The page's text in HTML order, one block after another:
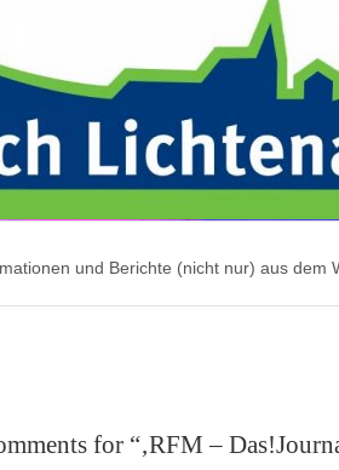
und Berichte (nicht nur) aus dem
for “‚RFM –